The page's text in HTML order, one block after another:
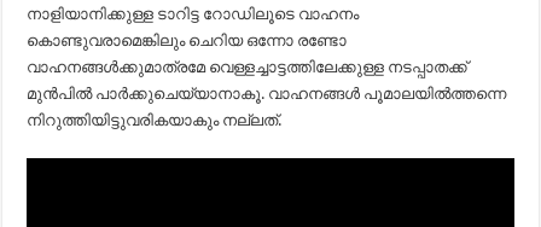
നാളിയാനിക്കുള്ള ടാറിട്ട റോഡിലൂടെ വാഹനം
കൊണ്ടുവരാമെങ്കിലും ചെറിയ ഒന്നോ രണ്ടോ
വാഹനങ്ങള്‍ക്കുമാത്രമേ വെള്ളച്ചാട്ടത്തിലേക്കുള്ള നടപ്പാതക്ക്
മുന്‍പില്‍ പാര്‍ക്കുചെയ്യാനാകൂ. വാഹനങ്ങള്‍ പൂമാലയില്‍ത്തന്നെ
നിറുത്തിയിട്ടുവരികയാകും നല്ലത്.